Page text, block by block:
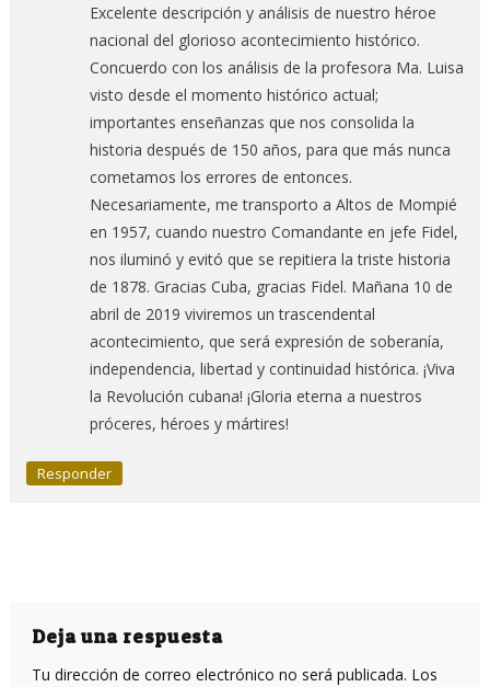
Excelente descripción y análisis de nuestro héroe
nacional del glorioso acontecimiento histórico.
Concuerdo con los análisis de la profesora Ma. Luisa
visto desde el momento histórico actual;
importantes enseñanzas que nos consolida la
historia después de 150 años, para que más nunca
cometamos los errores de entonces.
Necesariamente, me transporto a Altos de Mompié
en 1957, cuando nuestro Comandante en jefe Fidel,
nos iluminó y evitó que se repitiera la triste historia
de 1878. Gracias Cuba, gracias Fidel. Mañana 10 de
abril de 2019 viviremos un trascendental
acontecimiento, que será expresión de soberanía,
independencia, libertad y continuidad histórica. ¡Viva
la Revolución cubana! ¡Gloria eterna a nuestros
próceres, héroes y mártires!
Responder
Deja una respuesta
Tu dirección de correo electrónico no será publicada. Los